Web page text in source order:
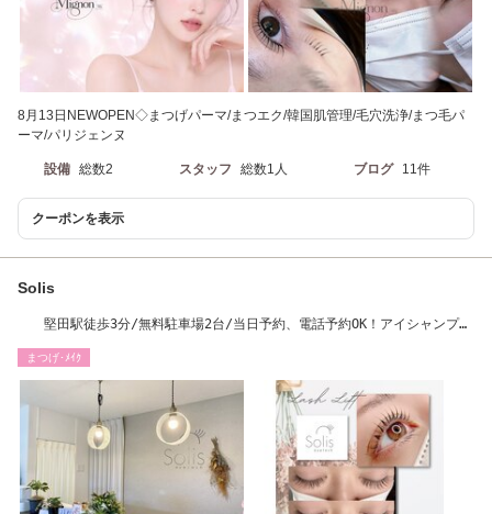
8月13日NEWOPEN◇まつげパーマ/まつエク/韓国肌管理/毛穴洗浄/まつ毛パ
ーマ/パリジェンヌ
設備 総数2 スタッフ 総数1人 ブログ 11件
クーポンを表示
Solis
堅田駅徒歩3分/無料駐車場2台/当日予約、電話予約OK！アイシャンプ
まつげ･ﾒｲｸ